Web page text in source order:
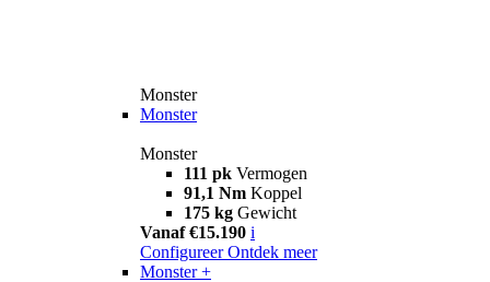
Monster
Monster
Monster
111 pk Vermogen
91,1 Nm Koppel
175 kg Gewicht
Vanaf €15.190 i
Configureer Ontdek meer
Monster +